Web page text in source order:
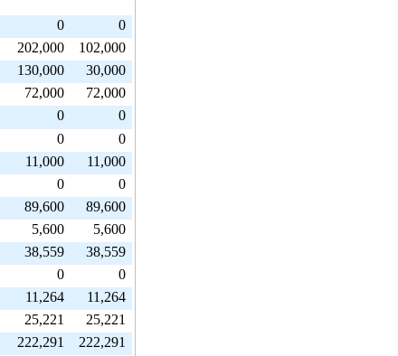
0
0
202,000
102,000
130,000
30,000
72,000
72,000
0
0
0
0
11,000
11,000
0
0
89,600
89,600
5,600
5,600
38,559
38,559
0
0
11,264
11,264
25,221
25,221
222,291 222,291